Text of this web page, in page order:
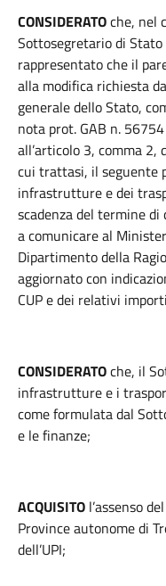
CONSIDERATOche, nel
Sottosegretario di Stato
rappresentato che il
alla modifica richiesta
generale dello Stato,
nota prot. GAB n.
all’articolo 3, comma 2,
cui trattasi, il seguente
infrastrutture e dei
scadenza del termine
a comunicare al
Dipartimento della
aggiornato con
CUP e dei relativi
CONSIDERATOche, il
infrastrutture e i
come formulata dal
e le finanze;
ACQUISITO l’assenso
Province autonome di
dell’UPI;